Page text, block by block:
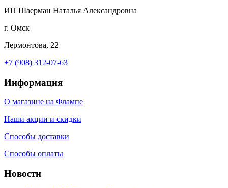
ИП Шаерман Наталья Александровна
г. Омск
Лермонтова, 22
+7 (908) 312-07-63
Информация
О магазине на Флампе
Наши акции и скидки
Способы доставки
Способы оплаты
Новости